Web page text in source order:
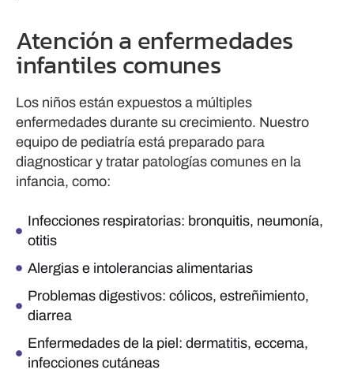
Atención a enfermedades
infantiles comunes
Los niños están expuestos a múltiples
enfermedades durante su crecimiento. Nuestro
equipo de pediatría está preparado para
diagnosticar y tratar patologías comunes en la
infancia, como:
Infecciones respiratorias: bronquitis, neumonía,
otitis
Alergias e intolerancias alimentarias
Problemas digestivos: cólicos, estreñimiento,
diarrea
Enfermedades de la piel: dermatitis, eccema,
infecciones cutáneas